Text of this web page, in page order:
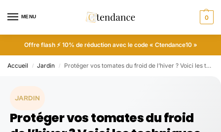
MENU 0
Offre flash ⚡ 10% de réduction avec le code « Ctendance10 »
Accueil / Jardin / Protéger vos tomates du froid de l’hiver ? Voici les techniques d’hivernage efficaces !
JARDIN
Protéger vos tomates du froid